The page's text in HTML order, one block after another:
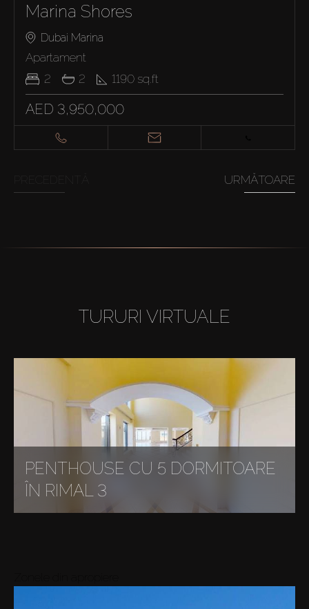
Marina Shores
Dubai Marina
Apartament
2
2 1190 sq.ft
AED 3,950,000
URMĂTOARE
TURURI VIRTUALE
PENTHOUSE CU 5 DORMITOARE
ÎN RIMAL 3